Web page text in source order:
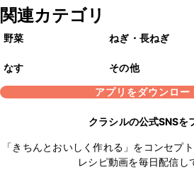
関連カテゴリ
野菜 ねぎ・長ねぎ
なす
その他
アプリをダウンロー
クラシルの公式SNSを
「きちんとおいしく作れる」をコンセプ
レシピ動画を毎日配信し